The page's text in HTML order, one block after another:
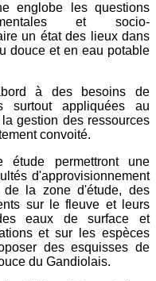
englobe les questions
et socio-
un état des lieux dans
douce et en eau potable
à des besoins de
surtout appliquées au
gestion des ressources
convoité.
étude permettront une
d'approvisionnement
la zone d'étude, des
sur le fleuve et leurs
eaux de surface et
et sur les espèces
des esquisses de
du Gandiolais.